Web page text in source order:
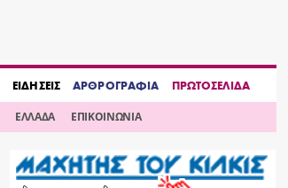
ΕΙΔΗΣΕΙΣ ΑΡΘΡΟΓΡΑΦΙΑ ΠΡΩΤΟΣΕΛΙΔΑ
ΕΛΛΑΔΑ ΕΠΙΚΟΙΝΩΝΙΑ